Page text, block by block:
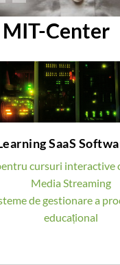
Center
SaaS
cursuri interactive
Media Streaming
de gestionare a
educațional
eLearning SaaS
pentru
mixte sau
AFLĂ MAI